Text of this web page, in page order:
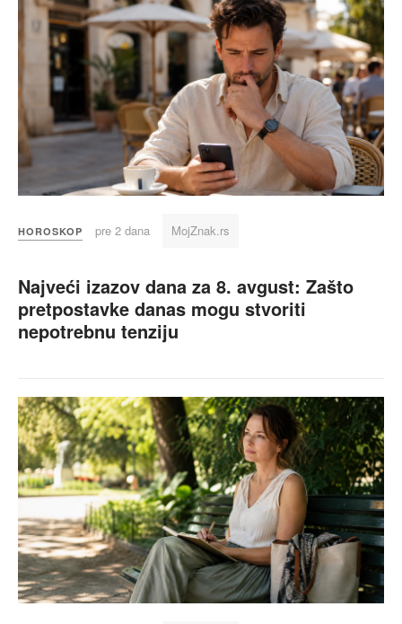
HOROSKOP pre 2 dana MojZnak.rs
Najveći izazov dana za 8. avgust: Zašto
pretpostavke danas mogu stvoriti
nepotrebnu tenziju